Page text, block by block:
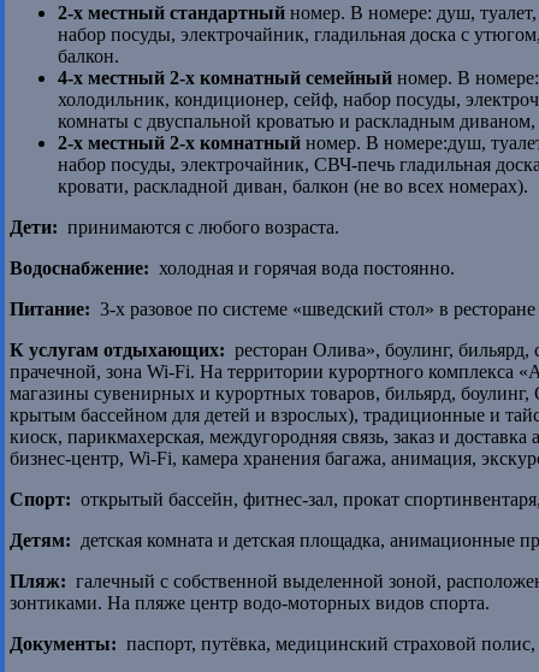
2-х местный стандартный номер. В номере: душ,
набор посуды, электрочайник, гладильная доска с
балкон.
4-х местный 2-х комнатный семейный номер. В
холодильник, кондиционер, сейф, набор посуды,
комнаты с двуспальной кроватью и раскладным
2-х местный 2-х комнатный номер. В номере:душ,
набор посуды, электрочайник, СВЧ-печь гладильная
кровати, раскладной диван, балкон (не во всех номерах).
Дети: принимаются с любого возраста.
Водоснабжение: холодная и горячая вода постоянно.
Питание: 3-х разовое по системе «шведский стол» в
К услугам отдыхающих: ресторан Олива», боулинг, бильярд,
прачечной, зона Wi-Fi. На территории курортного комплекса
магазины сувенирных и курортных товаров, бильярд,
крытым бассейном для детей и взрослых), традиционные и
киоск, парикмахерская, междугородняя связь, заказ и
бизнес-центр, Wi-Fi, камера хранения багажа, анимация,
Спорт: открытый бассейн, фитнес-зал, прокат
Детям: детская комната и детская площадка, анимационные
Пляж: галечный с собственной выделенной зоной,
зонтиками. На пляже центр водо-моторных видов спорта.
Документы: паспорт, путёвка, медицинский страховой